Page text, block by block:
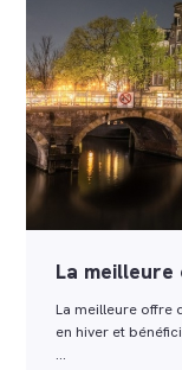
La meilleure
La meilleure offre
en hiver et
…